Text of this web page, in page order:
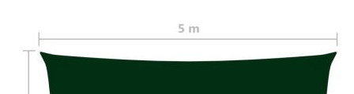
Плащане на 4 вноски. Заплащате 20% от стойността на
поръчката си на момента с карта. Останалата сума се
разделя на 3 равни месечни вноски без оскъпяване. За
покупки на стойност до 1000 лв. / €511.31